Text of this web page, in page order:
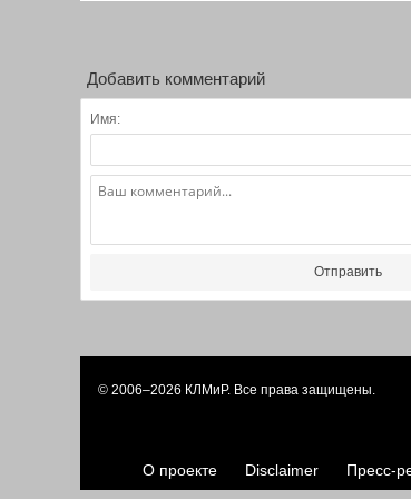
Добавить комментарий
Имя:
Отправить
© 2006–2026 КЛМиP. Все права защищены.
О проекте Disclaimer Пресс-